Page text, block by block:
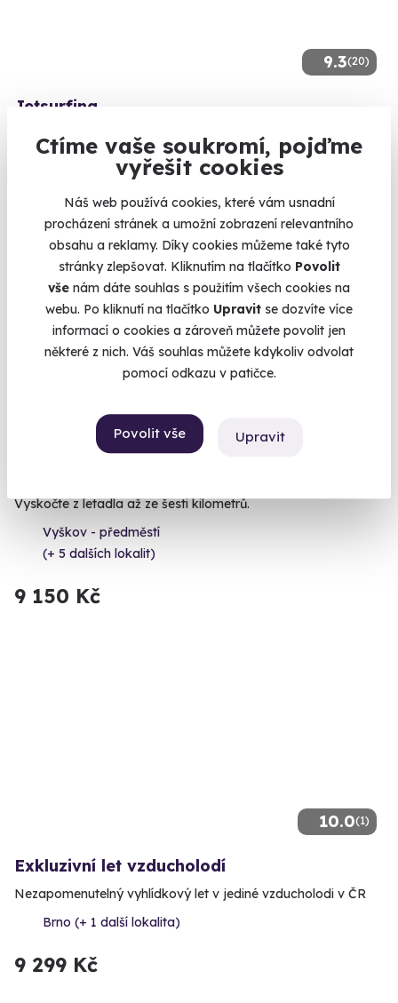
Ctíme vaše soukromí, pojďme
vyřešit cookies
Náš web používá cookies, které vám usnadní
procházení stránek a umožní zobrazení relevantního
obsahu a reklamy. Díky cookies můžeme také tyto
stránky zlepšovat. Kliknutím na tlačítko Povolit
vše nám dáte souhlas s použitím všech cookies na
webu. Po kliknutí na tlačítko Upravit se dozvíte více
informací o cookies a zároveň můžete povolit jen
některé z nich. Váš souhlas můžete kdykoliv odvolat
pomocí odkazu v patičce.
Povolit vše Upravit
9.3(20)
Jetsurfing
Motorové surfování bez ohledu na vlny
Valtice (Břeclav)
2 999 Kč
Volný termín už 09. 08. 2026
Vyskočte z letadla až ze šesti kilometrů.
Vyškov - předměstí
(+ 5 dalších lokalit)
9 150 Kč
10.0(1)
Exkluzivní let vzducholodí
Nezapomenutelný vyhlídkový let v jediné vzducholodi v ČR
Brno (+ 1 další lokalita)
9 299 Kč